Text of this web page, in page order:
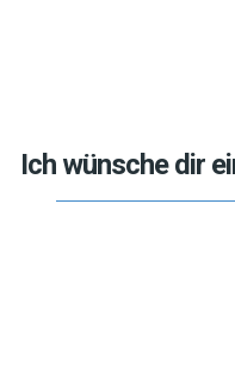
Ich wünsche dir